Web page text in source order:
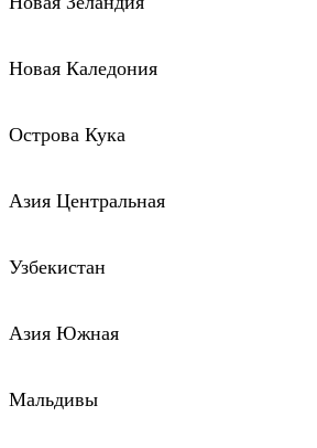
Новая Каледония
Острова Кука
Азия Центральная
Узбекистан
Азия Южная
Мальдивы